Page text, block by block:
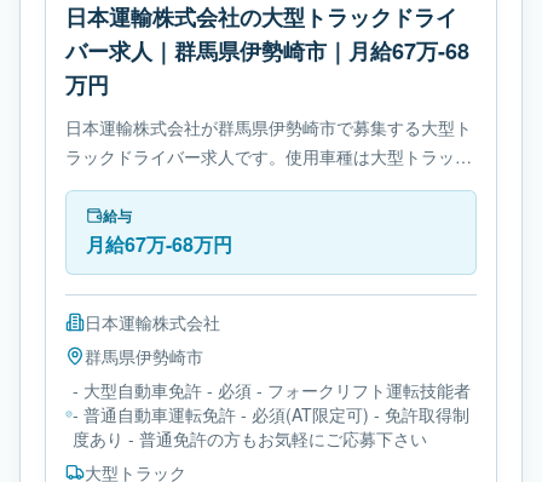
日本運輸株式会社の大型トラックドライ
バー求人｜群馬県伊勢崎市｜月給67万-68
万円
日本運輸株式会社が群馬県伊勢崎市で募集する大型ト
ラックドライバー求人です。使用車種は大型トラック
です。勤務時間は- 変形労働時間制です。必要免許は-
大型自動車免許です。
給与
月給67万-68万円
日本運輸株式会社
群馬県伊勢崎市
- 大型自動車免許 - 必須 - フォークリフト運転技能者
- 普通自動車運転免許 - 必須(AT限定可) - 免許取得制
度あり - 普通免許の方もお気軽にご応募下さい
大型トラック